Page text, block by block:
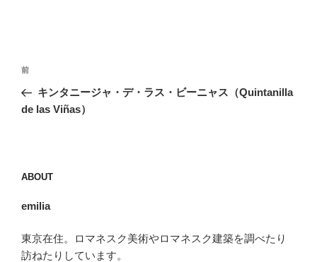
投
ナ
シ
ョ
前
の
投
前
キンタニージャ・デ・ラス・ビーニャス（Quintanilla
de las Viñas）
ABOUT
emilia
東京在住。ロマネスク美術やロマネスク建築を調べたり
訪ねたりしています。